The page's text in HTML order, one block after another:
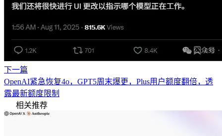
下一篇
OpenAI紧急恢复4o，GPT5周末爆更，Plus用户额度翻倍，透
露最新额度限制
相关推荐